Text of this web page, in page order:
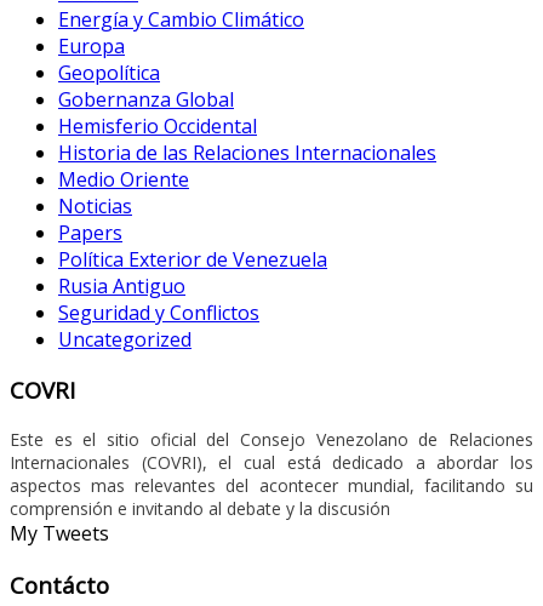
Energía y Cambio Climático
Europa
Geopolítica
Gobernanza Global
Hemisferio Occidental
Historia de las Relaciones Internacionales
Medio Oriente
Noticias
Papers
Política Exterior de Venezuela
Rusia Antiguo
Seguridad y Conflictos
Uncategorized
COVRI
Este es el sitio oficial del Consejo Venezolano de Relaciones
Internacionales (COVRI), el cual está dedicado a abordar los
aspectos mas relevantes del acontecer mundial, facilitando su
comprensión e invitando al debate y la discusión
My Tweets
Contácto